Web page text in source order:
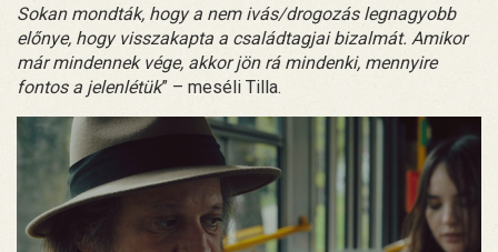
Sokan mondták, hogy a nem ivás/drogozás legnagyobb
előnye, hogy visszakapta a családtagjai bizalmát. Amikor
már mindennek vége, akkor jön rá mindenki, mennyire
fontos a jelenlétük” – meséli Tilla.